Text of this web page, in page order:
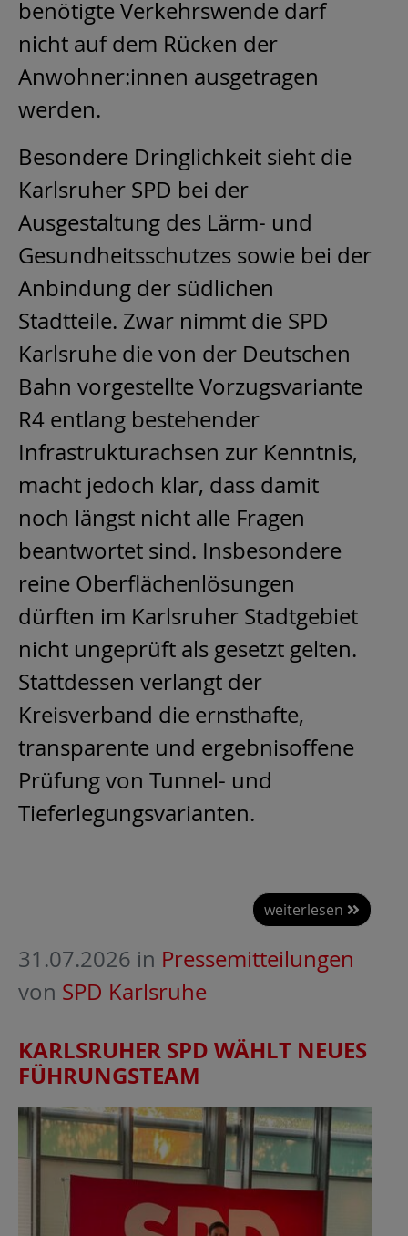
benötigte Verkehrswende darf
nicht auf dem Rücken der
Anwohner:innen ausgetragen
werden.
Besondere Dringlichkeit sieht die
Karlsruher SPD bei der
Ausgestaltung des Lärm- und
Gesundheitsschutzes sowie bei der
Anbindung der südlichen
Stadtteile. Zwar nimmt die SPD
Karlsruhe die von der Deutschen
Bahn vorgestellte Vorzugsvariante
R4 entlang bestehender
Infrastrukturachsen zur Kenntnis,
macht jedoch klar, dass damit
noch längst nicht alle Fragen
beantwortet sind. Insbesondere
reine Oberflächenlösungen
dürften im Karlsruher Stadtgebiet
nicht ungeprüft als gesetzt gelten.
Stattdessen verlangt der
Kreisverband die ernsthafte,
transparente und ergebnisoffene
Prüfung von Tunnel- und
Tieferlegungsvarianten.
weiterlesen
31.07.2026 in Pressemitteilungen
von SPD Karlsruhe
KARLSRUHER SPD WÄHLT NEUES
FÜHRUNGSTEAM